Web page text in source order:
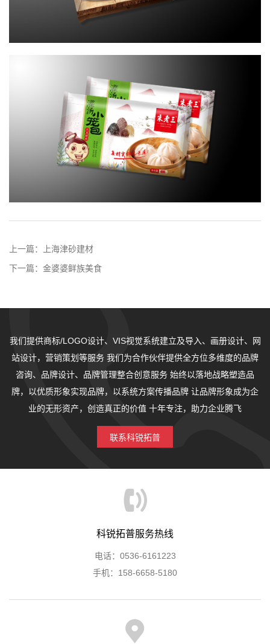
上一篇：
上海津砂建材
下一篇： 金婆婆鲜族美食
我们提供商标/LOGO设计、VIS视觉系统建立及导入、画册设计、网
站设计，营销策划等服务 我们为合作伙伴提供全方位多维度的品牌
咨询、品牌设计、品牌管理整合创意服务 始终以落地战略塑造品
牌，以优质形象实现品牌，以系统方案传播品牌 让品牌形象成为企
业的无形资产，创造真正的价值 十年专注，助力企业腾飞
联系科锐拓普
科锐拓普服务热线
电话：0536-6161223
手机：158-6658-5180